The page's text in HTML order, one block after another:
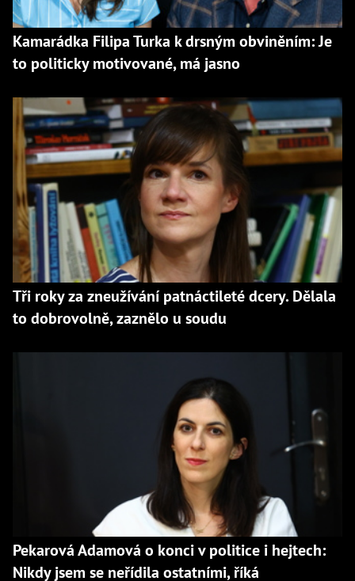
Kamarádka Filipa Turka k drsným obviněním: Je
to politicky motivované, má jasno
Tři roky za zneužívání patnáctileté dcery. Dělala
to dobrovolně, zaznělo u soudu
Pekarová Adamová o konci v politice i hejtech:
Nikdy jsem se neřídila ostatními, říká